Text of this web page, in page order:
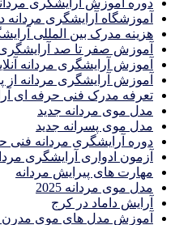
دوره آموزش آرایشگری
آموزشگاه آرایشگری مردانه
هزینه مدرک بین المللی
آموزش صفر تا صد آرایشگری
آموزش آرایشگری مردانه
آموزش آرایشگری مردانه از
تعرفه مدرک فنی حرفه ای
مدل موی مردانه جدید
مدل موی پسرانه جدید
دوره آرایشگری مردانه فنی
آزمون ادواری آرایشگری
مهارت های پیرایش مردانه
مدل موی مردانه 2025
آرایش داماد در کرج
آموزش مدل های موی مدرن